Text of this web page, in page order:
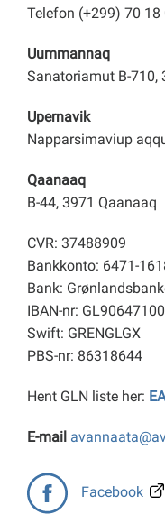
Telefon (+299) 70 18
Uummannaq
Sanatoriamut B-710,
Upernavik
Napparsimaviup
Qaanaaq
B-44, 3971 Qaanaaq
CVR: 37488909
Bankkonto: 6471-
Bank:
IBAN-nr:
Swift: GRENGLGX
PBS-nr: 86318644
Hent GLN liste her:
E-mail
Facebook